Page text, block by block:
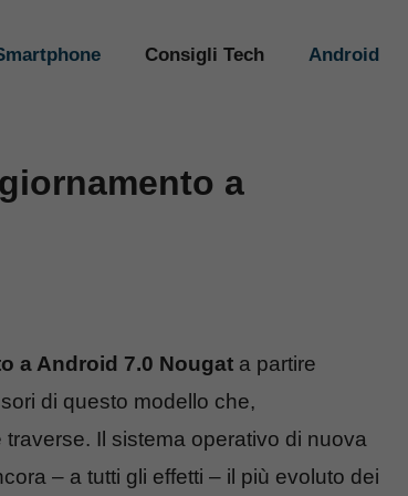
Consigli Tech Android
a
a Android 7.0 Nougat a partire
di questo modello che,
Il sistema operativo di nuova
– a tutti gli effetti – il più evoluto dei